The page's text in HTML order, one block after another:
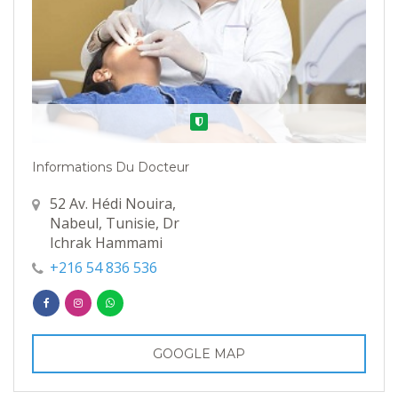
Informations Du Docteur
52 Av. Hédi Nouira,
Nabeul‎, Tunisie, Dr
Ichrak Hammami
+216 54 836 536
GOOGLE MAP